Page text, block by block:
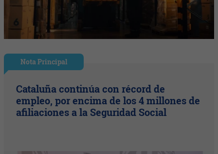
Nota Principal
Cataluña continúa con récord de
empleo, por encima de los 4 millones de
afiliaciones a la Seguridad Social